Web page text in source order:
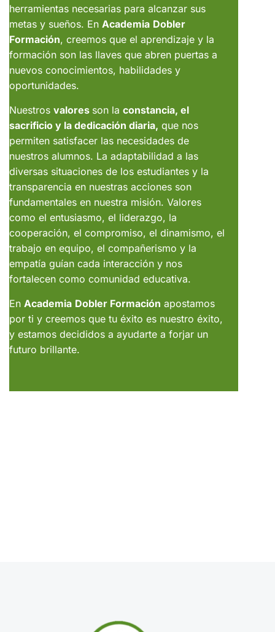
herramientas necesarias para alcanzar sus
metas y sueños. En Academia Dobler
Formación, creemos que el aprendizaje y la
formación son las llaves que abren puertas a
nuevos conocimientos, habilidades y
oportunidades.
Nuestros valores son la constancia, el
sacrificio y la dedicación diaria, que nos
permiten satisfacer las necesidades de
nuestros alumnos. La adaptabilidad a las
diversas situaciones de los estudiantes y la
transparencia en nuestras acciones son
fundamentales en nuestra misión. Valores
como el entusiasmo, el liderazgo, la
cooperación, el compromiso, el dinamismo, el
trabajo en equipo, el compañerismo y la
empatía guían cada interacción y nos
fortalecen como comunidad educativa.
En Academia Dobler Formación apostamos
por ti y creemos que tu éxito es nuestro éxito,
y estamos decididos a ayudarte a forjar un
futuro brillante.